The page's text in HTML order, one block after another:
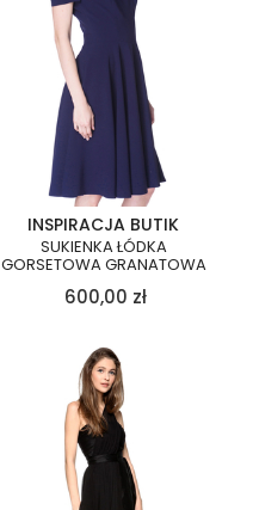
INSPIRACJA BUTIK
SUKIENKA ŁÓDKA
GORSETOWA GRANATOWA
600,00 zł